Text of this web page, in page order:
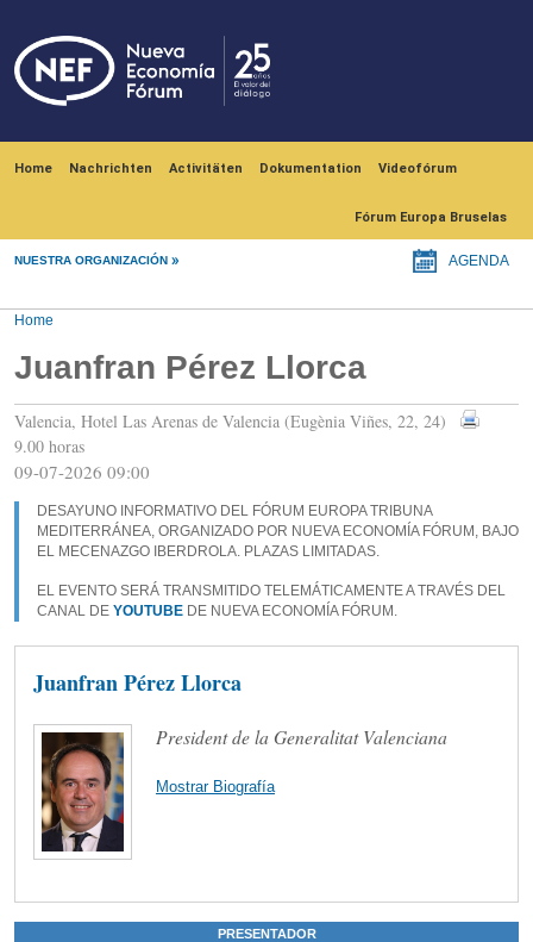
Home Nachrichten Activitäten Dokumentation Videofórum
Fórum Europa Bruselas
NUESTRA ORGANIZACIÓN AGENDA
Home
Juanfran Pérez Llorca
Valencia, Hotel Las Arenas de Valencia (Eugènia Viñes, 22, 24)
9.00 horas
09-07-2026 09:00
DESAYUNO INFORMATIVO DEL FÓRUM EUROPA TRIBUNA
MEDITERRÁNEA, ORGANIZADO POR NUEVA ECONOMÍA FÓRUM, BAJO
EL MECENAZGO IBERDROLA. PLAZAS LIMITADAS.
EL EVENTO SERÁ TRANSMITIDO TELEMÁTICAMENTE A TRAVÉS DEL
CANAL DE YOUTUBE DE NUEVA ECONOMÍA FÓRUM.
Juanfran Pérez Llorca
President de la Generalitat Valenciana
Mostrar Biografía
PRESENTADOR